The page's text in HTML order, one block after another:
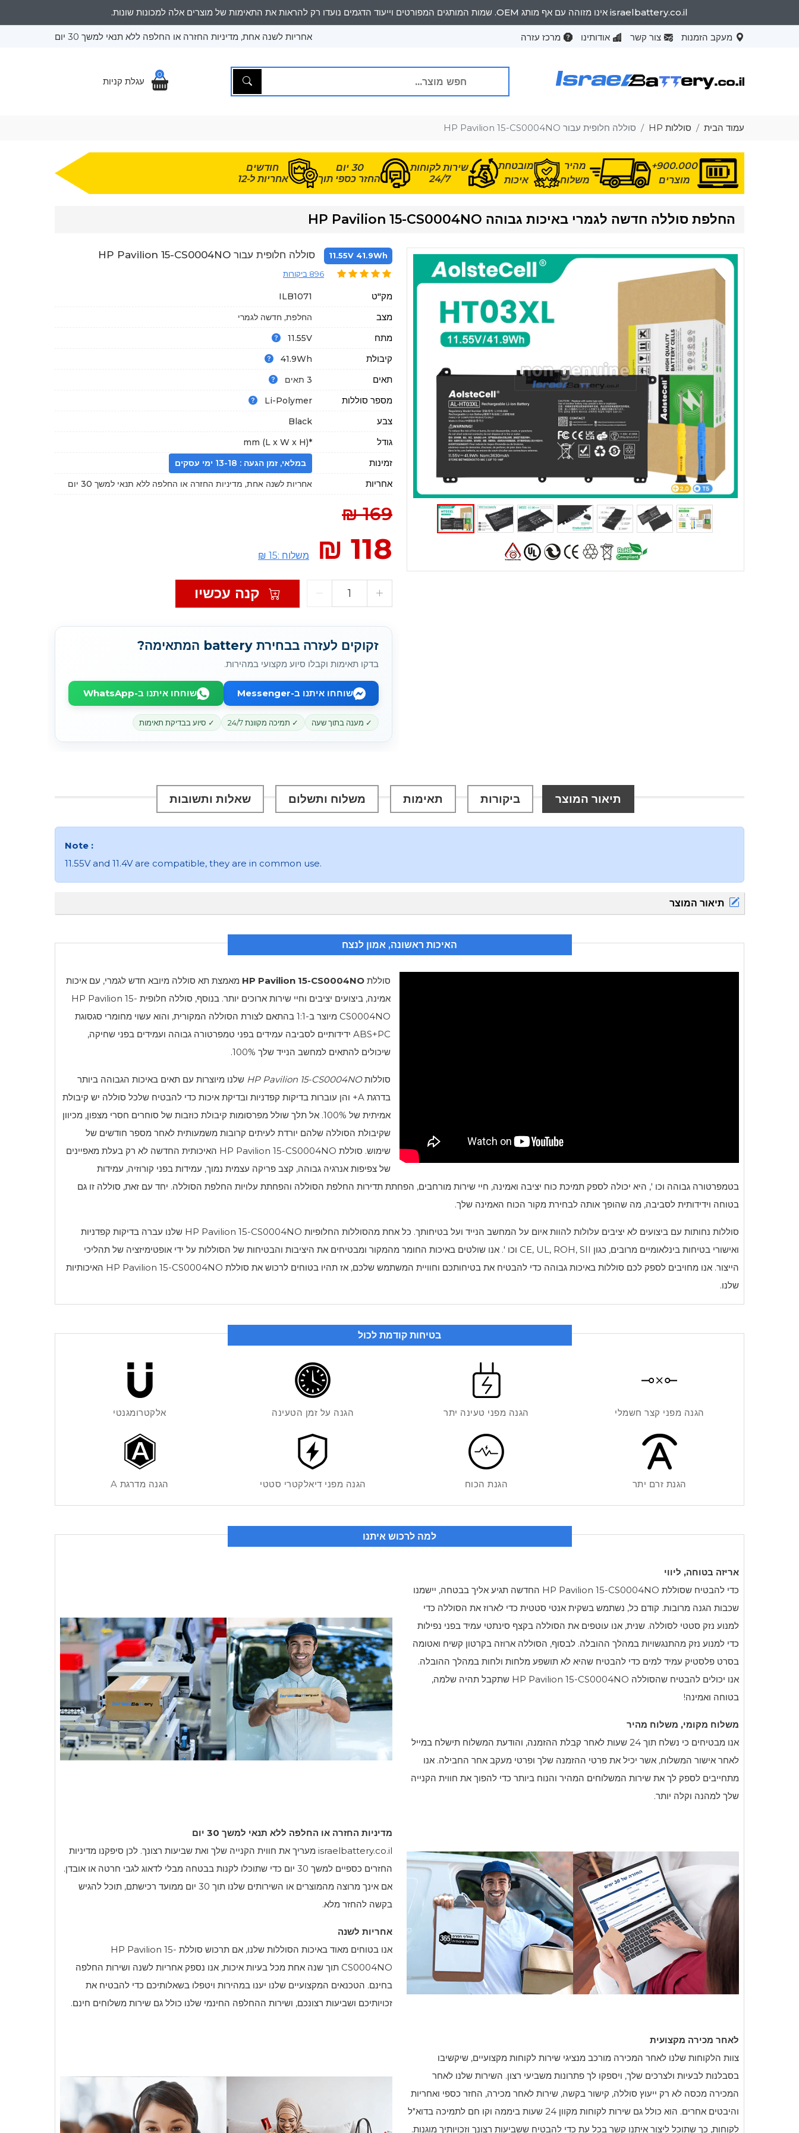
israelbattery.co.il אינו מזוהה עם אף מותג OEM. שמות המותגים המפורטים וייעוד הדגמים נועדו רק להראות את התאימות של מוצרים אלה למכונות שונות.
מעקב הזמנות צור קשר אודותינו מרכז עזרה אחריות לשנה אחת, מדיניות החזרה או החלפה ללא תנאי למשך 30 יום
0
עגלת קניות
עמוד הבית סוללות HP סוללה חלופית עבור HP Pavilion 15-CS0004NO
900.000+
מוצרים
מהיר
משלוח
מובטחת
איכות
שירות לקוחות
24/7
30 יום
החזר כספי תוך
חודשים
אחריות ל-12
החלפת סוללה חדשה לגמרי באיכות גבוהה HP Pavilion 15-CS0004NO
11.55V 41.9Wh סוללה חלופית עבור HP Pavilion 15-CS0004NO
896 ביקורות
מק"ט ILB1071
מצב החלפת, חדשה לגמרי
מתח 11.55V
קיבולת 41.9Wh
תאים 3 תאים
מספר סוללות Li-Polymer
צבע Black
גודל *mm (L x W x H)
זמינות במלאי, זמן הגעה : 13-18 ימי עסקים
אחריות אחריות לשנה אחת, מדיניות החזרה או החלפה ללא תנאי למשך 30 יום
169 ₪
118 ₪ משלוח :15 ₪
זקוקים לעזרה בבחירת battery המתאימה?
בדקו תאימות וקבלו סיוע מקצועי במהירות.
שוחחו איתנו ב-Messenger שוחחו איתנו ב-WhatsApp
✓ מענה בתוך שעה ✓ תמיכה מקוונת 24/7 ✓ סיוע בבדיקת תאימות
תיאור המוצר ביקורות תאימות משלוח ותשלום שאלות ותשובות
Note :
11.55V and 11.4V are compatible, they are in common use.
תיאור המוצר
האיכות ראשונה, אמון לנצח
סוללת HP Pavilion 15-CS0004NO מאמצת תא סוללה מיובא חדש לגמרי, עם איכות
אמינה, ביצועים יציבים וחיי שירות ארוכים יותר. בנוסף, סוללה חלופית HP Pavilion 15-
CS0004NO
מיוצר ב-1:1 בהתאם לצורת הסוללה המקורית, והוא עשוי מחומרי סגסוגת
ABS+PC ידידותיים לסביבה עמידים בפני טמפרטורה גבוהה ועמידים בפני שחיקה,
שיכולים להתאים למחשב הנייד שלך 100%.
סוללותHP Pavilion 15-CS0004NO שלנו מיוצרות עם תאים באיכות הגבוהה ביותר
בדרגת A+ והן עוברות בדיקות קפדניות ובדיקת איכות כדי להבטיח שלכל סוללה יש קיבולת
אמיתית של 100%. אל תלך שולל מפרסומות קיבולת כוזבות של סוחרים חסרי מצפון, מכיוון
שקיבולת הסוללה שלהם יורדת לעיתים קרובות משמעותית לאחר מספר חודשים של
שימוש. סוללת HP Pavilion 15-CS0004NO האיכותית החדשה לא רק בעלת מאפיינים
של צפיפות אנרגיה גבוהה, קצב פריקה עצמית נמוך, עמידות בפני קורוזיה, עמידות
בטמפרטורה גבוהה וכו ', היא יכולה לספק תמיכת כוח יציבה ואמינה, חיי שירות מורחבים, הפחתת תדירות החלפת הסוללה והפחתת עלויות החלפת הסוללה. יחד עם זאת, סוללה זו גם
בטוחה וידידותית לסביבה, מה שהופך אותה לבחירת מקור הכוח האמינה שלך.
סוללות נחותות עם ביצועים לא יציבים עלולות להוות איום על המחשב הנייד ועל בטיחותך. כל אחת מהסוללות החלופיות HP Pavilion 15-CS0004NO שלנו עברה בדיקות קפדניות
ואישורי בטיחות בינלאומיים מרובים, כגון CE, UL, ROH, SII וכו '. אנו שולטים באיכות החומר מהמקור ומבטיחים את היציבות והבטיחות של הסוללות על ידי אופטימיזציה של תהליכי
הייצור. אנו מחויבים לספק לכם סוללות באיכות גבוהה כדי להבטיח את בטיחותכם וחוויית המשתמש שלכם, אז תהיו בטוחים לרכוש את סוללת HP Pavilion 15-CS0004NO האיכותיות
שלנו.
בטיחות קודמת לכול
הגנה מפני קצר חשמלי הגנה מפני טעינה יתר הגנה על זמן הטעינה אלקטרומגנטי
הגנת זרם יתר הגנת הכוח הגנה מפני דיאלקטרי סטטי הגנה מדרגת A
למה לרכוש איתנו
אריזה בטוחה, ליווי
כדי להבטיח שסוללת HP Pavilion 15-CS0004NO החדשה תגיע אליך בבטחה, יישמנו
שכבות הגנה מרובות. קודם כל, נשתמש בשקית אנטי סטטית כדי לארוז את הסוללה כדי
למנוע נזק סטטי לסוללה. שנית, אנו עוטפים את הסוללה בקצף סינתטי עמיד בפני נפילות
כדי למנוע נזק מהתנגשויות במהלך ההובלה. לבסוף, הסוללה ארוזה בקרטון קשיח ואטומה
בסרט פלסטיק עמיד למים כדי להבטיח שהיא לא תושפע מלחות ולחות במהלך ההובלה.
אנו יכולים להבטיח שהסוללה HP Pavilion 15-CS0004NO שתקבל תהיה שלמה,
בטוחה ואמינה!
משלוח מקומי, משלוח מהיר
אנו מבטיחים כי נשלח תוך 24 שעות לאחר קבלת ההזמנה, והודעת המשלוח תישלח במייל
לאחר אישור המשלוח, אשר יכיל את פרטי ההזמנה שלך ופרטי מעקב אחר החבילה. אנו
מתחייבים לספק לך את שירות המשלוחים המהיר והנוח ביותר כדי להפוך את חווית הקנייה
שלך למהנה וקלה יותר.
מדיניות החזרה או החלפה ללא תנאי למשך 30 יום
israelbattery.co.il מעריך את חווית הקנייה שלך ואת שביעות רצונך. לכן סיפקנו מדיניות
החזרים כספיים למשך 30 יום כדי שתוכלו לקנות בבטחה מבלי לדאוג לגבי חרטה או אובדן.
אם אינך מרוצה מהמוצרים או השירותים שלנו תוך 30 יום ממועד רכישתם, תוכל להגיש
בקשה להחזר מלא.
אחריות לשנה
אנו בטוחים מאוד באיכות הסוללות שלנו, אם תרכוש סוללת HP Pavilion 15-
CS0004NO תוך שנה אחת מכל בעיות איכות, אנו נספק אחריות לשנה ושירות החלפה
בחינם. הטכנאים המקצועיים שלנו יענו במהירות ויטפלו בשאלותיכם כדי להבטיח את
זכויותיכם ושביעות רצונכם, ושירות ההחלפה החינמי שלנו כולל גם שירות משלוחים חינם.
לאחר מכירה מקצועית
צוות הלקוחות שלנו לאחר המכירה מורכב מנציגי שירות לקוחות מקצועיים, שיקשיבו
בסבלנות לבעיות ולצרכים שלך, ויספקו לך פתרונות משביעי רצון. השירות שלנו לאחר
המכירה מכסה לא רק ייעוץ סוללה, קישור בקשה, שירות לאחר מכירה, החזר כספי ואחריות
והיבטים אחרים. הוא כולל גם שירות לקוחות מקוון 24 שעות ביממה וקו חם לתמיכה בדוא"ל
לקוחות, כך שתוכל ליצור איתנו קשר בכל עת כדי להבטיח ששביעות רצונך וזכויותיך מוגנות.